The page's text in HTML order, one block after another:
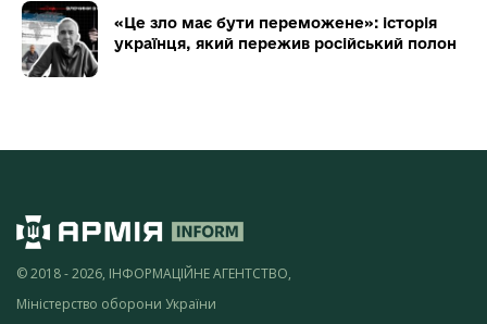
«Це зло має бути переможене»: історія
українця, який пережив російський полон
© 2018 - 2026, ІНФОРМАЦІЙНЕ АГЕНТСТВО,
Міністерство оборони України